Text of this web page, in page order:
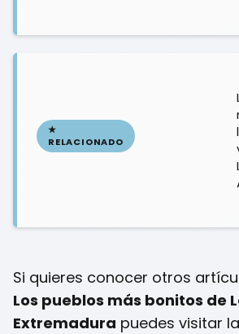
Si quieres conocer otros
Los pueblos más bonitos de
Extremadura puedes visitar